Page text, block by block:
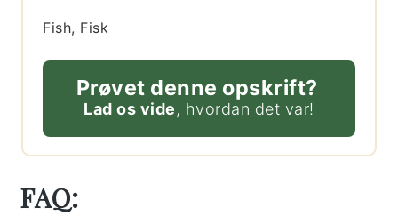
Fish, Fisk
Prøvet denne opskrift?
Lad os vide, hvordan det var!
FAQ: